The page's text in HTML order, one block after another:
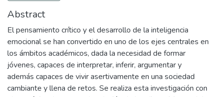
Abstract
El pensamiento crítico y el desarrollo de la inteligencia
emocional se han convertido en uno de los ejes centrales en
los ámbitos académicos, dada la necesidad de formar
jóvenes, capaces de interpretar, inferir, argumentar y
además capaces de vivir asertivamente en una sociedad
cambiante y llena de retos. Se realiza esta investigación con